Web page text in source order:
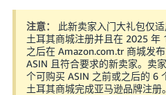
中
文
Türk
- TR
注意： 此新卖家入门大礼包仅
土耳其商城注册并且在 2025 年
之后在 Amazon.com.tr 商城发
ASIN 且符合要求的新卖家。卖
个可购买 ASIN 之前或之后的 6
土耳其商城完成亚马逊品牌注册。